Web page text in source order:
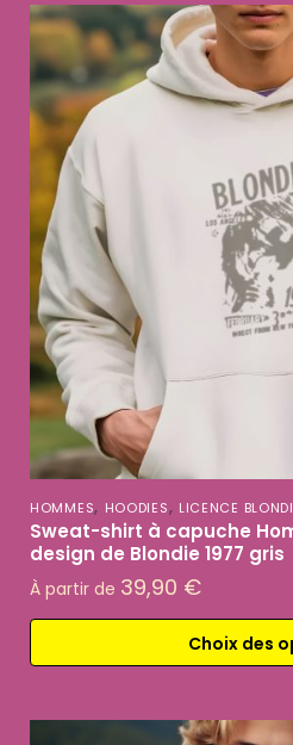
HOMMES, HOODIES, LICENCE
Sweat-shirt à capuche
design de Blondie 1977 gris
À partir de 39,90 €
Choix des